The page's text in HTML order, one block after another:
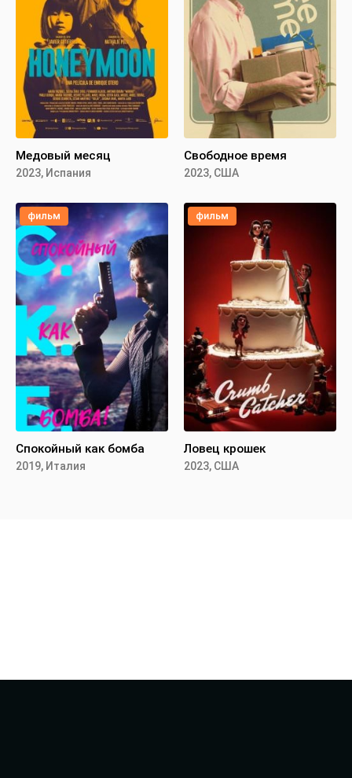
Медовый месяц
2023, Испания
Свободное время
2023, США
фильм
Спокойный как бомба
2019, Италия
фильм
Ловец крошек
2023, США